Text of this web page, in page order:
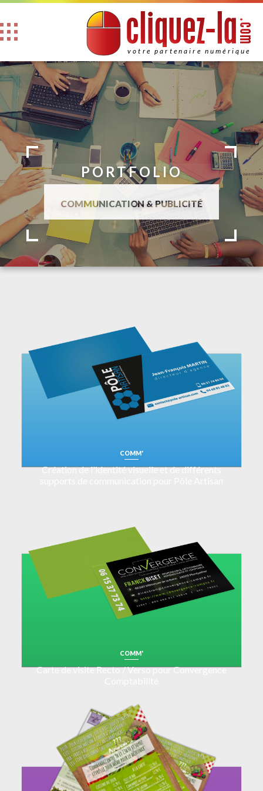
cliquez-la.com
votre partenaire numérique
PORTFOLIO
COMMUNICATION & PUBLICITÉ
COMM'
Création de l'identité visuelle et de différents
COMM'
Carte de visite Recto / Verso pour Convergence